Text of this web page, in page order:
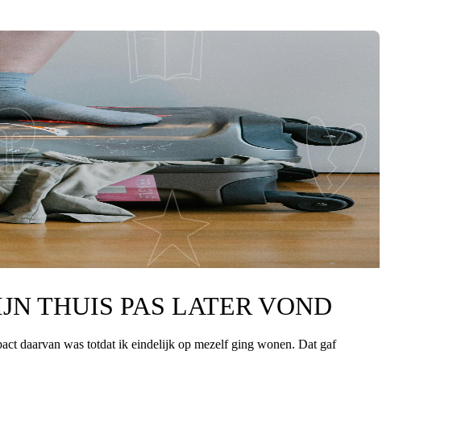
THUIS PAS LATER VOND
daarvan was totdat ik eindelijk op mezelf ging wonen. Dat gaf